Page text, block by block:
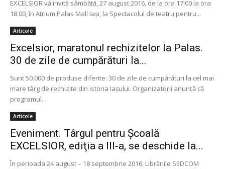
EXCELSIOR vă invită sâmbătă, 27 august 2016, de la ora 17.00 la ora
18.00, în Atrium Palas Mall Iași, la Spectacolul de teatru pentru...
Articole
Excelsior, maratonul rechizitelor la Palas.
30 de zile de cumpărături la...
Sunt 50.000 de produse diferite: 30 de zile de cumpărături la cel mai
mare târg de rechizite din istoria Iașului. Organizatorii anunță că
programul...
Articole
Eveniment. Târgul pentru Școală
EXCELSIOR, ediţia a III-a, se deschide la...
În perioada 24 august – 18 septembrie 2016, Librăriile SEDCOM